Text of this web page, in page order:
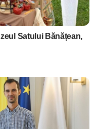
Satului Bănățean,